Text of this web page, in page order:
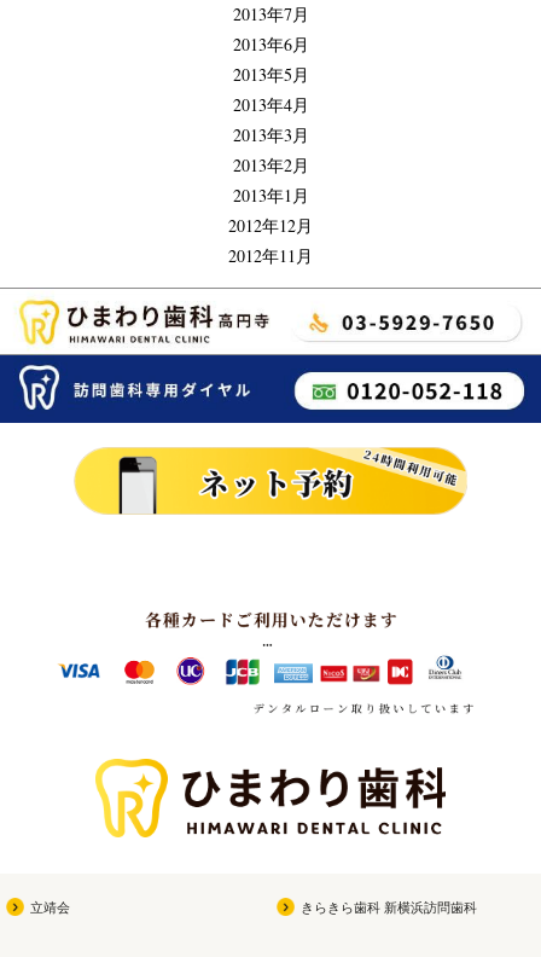
2013年7月
2013年6月
2013年5月
2013年4月
2013年3月
2013年2月
2013年1月
2012年12月
2012年11月
立靖会 きらきら歯科 新横浜訪問歯科